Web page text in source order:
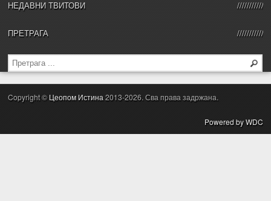
НЕДАВНИ ТВИТОВИ
ПРЕТРАГА
Copyright © Цеопом Истина2013-2026. Сва права задржана.
Powered by WDC